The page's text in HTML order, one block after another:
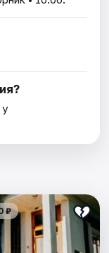
у
₽